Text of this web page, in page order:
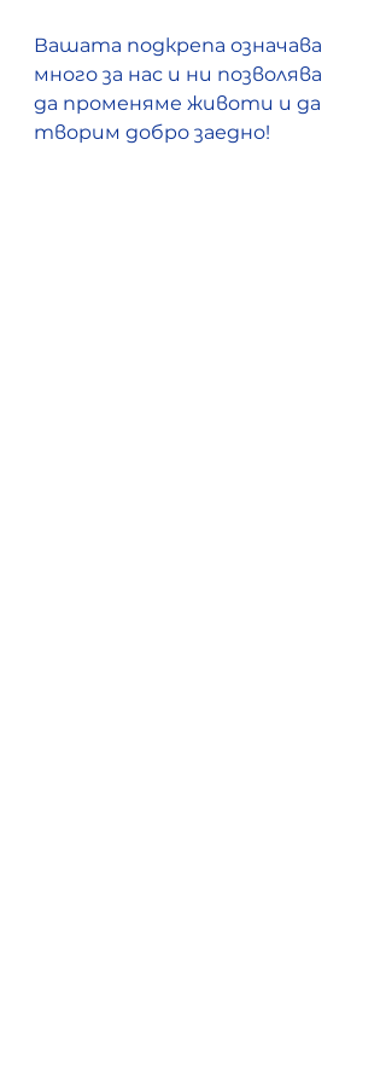
Вашата подкрепа означава
много за нас и ни позволява
да променяме животи и да
творим добро заедно!